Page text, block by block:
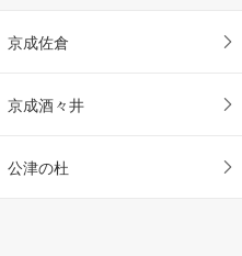
京成佐倉
京成酒々井
公津の杜